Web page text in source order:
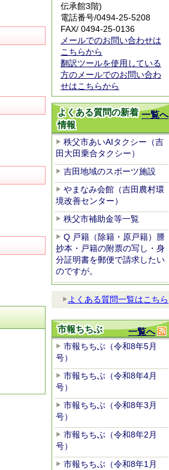
伝承館3階)
電話番号/0494-25-5208
FAX/ 0494-25-0136
メールでのお問い合わせは
こちらから
翻訳ツールを使用している
方のメールでのお問い合わ
せはこちらから
一覧へ
よくある質問の新着
情報
秩父市あいAIタクシー（吉
田大田乗合タクシー）
吉田地域のスポーツ施設
やまなみ会館（吉田農村環
境改善センター）
秩父市補助金等一覧
Q 戸籍（除籍・原戸籍）謄
抄本・戸籍の附票の写し・身
分証明書を郵便で請求したい
のですが。
よくある質問一覧はこちら
一覧へ
市報ちちぶ
市報ちちぶ（令和8年5月
号）
市報ちちぶ（令和8年4月
号）
市報ちちぶ（令和8年3月
号）
市報ちちぶ（令和8年2月
号）
市報ちちぶ（令和8年1月